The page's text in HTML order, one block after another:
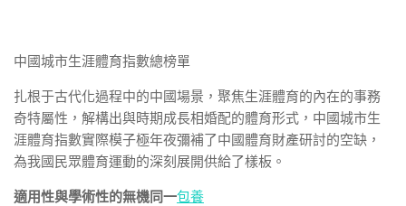
中國城市生涯體育指數總榜單
扎根于古代化過程中的中國場景，聚焦生涯體育的內在的事務
奇特屬性，解構出與時期成長相婚配的體育形式，中國城市生
涯體育指數實際模子極年夜彌補了中國體育財產研討的空缺，
為我國民眾體育運動的深刻展開供給了樣板。
適用性與學術性的無機同一包養